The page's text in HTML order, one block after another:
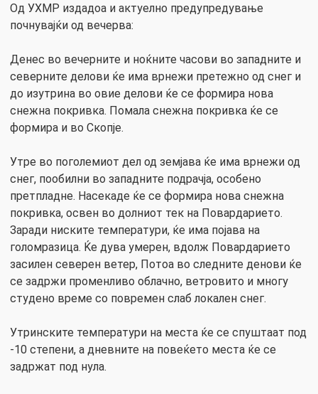
Од УХМР издадоа и актуелно предупредување
почнувајќи од вечерва:
Денес во вечерните и ноќните часови во западните и
северните делови ќе има врнежи претежно од снег и
до изутрина во овие делови ќе се формира нова
снежна покривка. Помала снежна покривка ќе се
формира и во Скопје.
Утре во поголемиот дел од земјава ќе има врнежи од
снег, пообилни во западните подрачја, особено
претпладне. Насекаде ќе се формира нова снежна
покривка, освен во долниот тек на Повардарието.
Заради ниските температури, ќе има појава на
голомразица. Ќе дува умерен, вдолж Повардарието
засилен северен ветер, Потоа во следните денови ќе
се задржи променливо облачно, ветровито и многу
студено време со повремен слаб локален снег.
Утринските температури на места ќе се спуштаат под
-10 степени, а дневните на повеќето места ќе се
задржат под нула.